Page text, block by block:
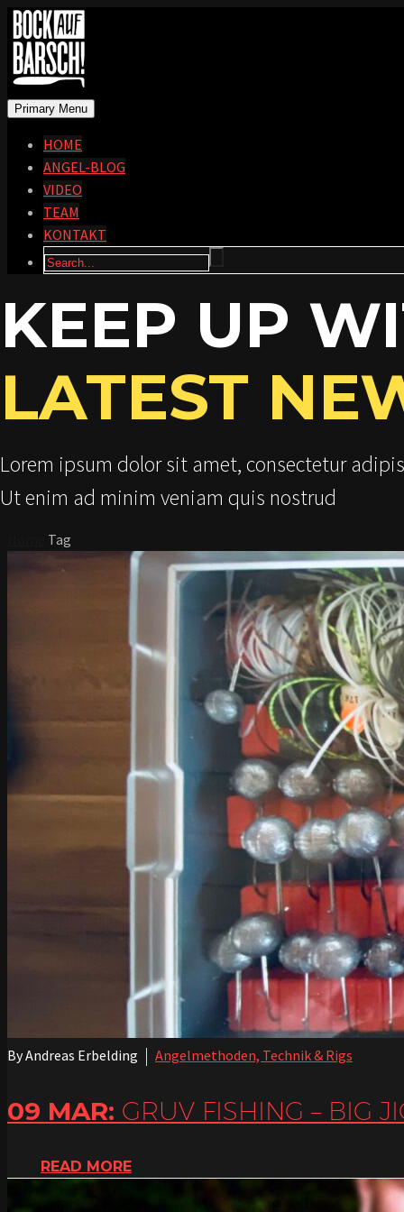
Primary Menu
HOME
ANGEL-BLOG
VIDEO
TEAM
KONTAKT
KEEP UP
LATEST
Lorem ipsum dolor sit amet, consectetur
Ut enim ad minim veniam quis nostrud
Tag
By Andreas Erbelding Angelmethoden, Technik & Rigs
09 MAR: GRUV FISHING – BIG
READ MORE